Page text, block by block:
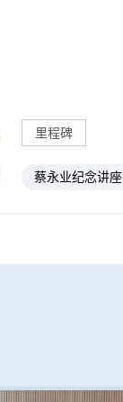
里程碑
蔡永业纪念讲座